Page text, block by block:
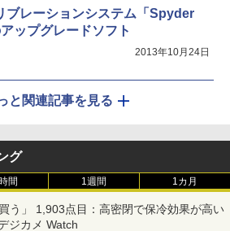
ブレーションシステム「Spyder
ップグレードソフト
2013年10月24日
と関連記事を見る
グ
間 1週間 1カ月
う」 1,903点目：高密閉で保冷効果が高い
ジカメ Watch